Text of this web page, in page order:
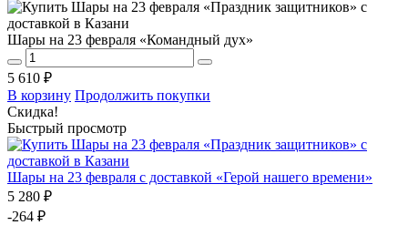
Шары на 23 февраля «Командный дух»
5 610 ₽
В корзину Продолжить покупки
Скидка!
Быстрый просмотр
Шары на 23 февраля с доставкой «Герой нашего времени»
5 280 ₽
-264 ₽